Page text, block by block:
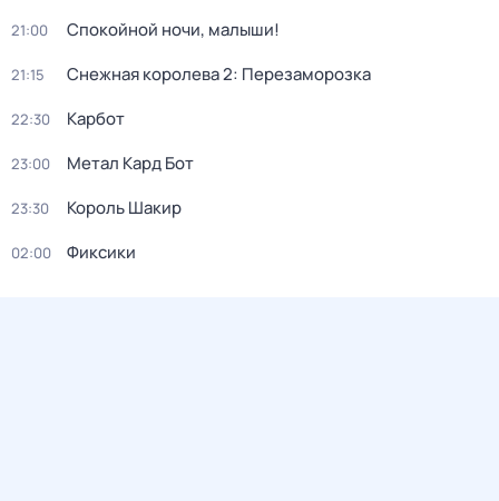
21:00 Спокойной ночи, малыши!
21:15 Снежная королева 2: Перезаморозка
22:30 Карбот
23:00 Метал Кард Бот
23:30 Король Шакир
02:00 Фиксики